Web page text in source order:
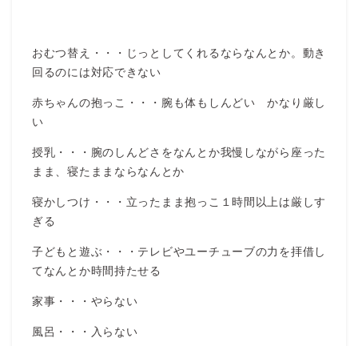
おむつ替え・・・じっとしてくれるならなんとか。動き
回るのには対応できない
赤ちゃんの抱っこ・・・腕も体もしんどい かなり厳し
い
授乳・・・腕のしんどさをなんとか我慢しながら座った
まま、寝たままならなんとか
寝かしつけ・・・立ったまま抱っこ１時間以上は厳しす
ぎる
子どもと遊ぶ・・・テレビやユーチューブの力を拝借し
てなんとか時間持たせる
家事・・・やらない
風呂・・・入らない